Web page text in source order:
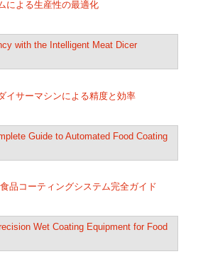
による生産性の最適化
イサーマシンによる精度と効率
品コーティングシステム完全ガイド